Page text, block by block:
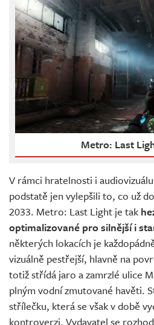
Metro: Last
V rámci hratelnosti i
podstatě jen vylepšili to, co už
2033. Metro: Last Light je tak
optimalizované pro silnější i
některých lokacích je
vizuálně pestřejší, hlavně na
totiž střídá jaro a zamrzlé ulice
plným vodní zmutované havěti.
střílečku, která se však v době
kontroverzi. Vydavatel se